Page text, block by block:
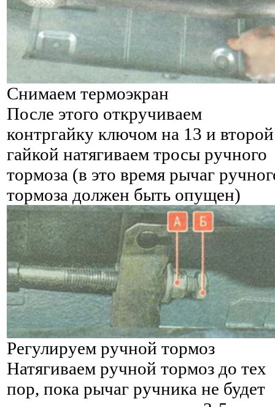
Снимаем термоэкран
После этого откручиваем
контргайку ключом на 13 и второй
гайкой натягиваем тросы ручного
тормоза (в это время рычаг
тормоза должен быть опущен)
Регулируем ручной тормоз
Натягиваем ручной тормоз до тех
пор, пока рычаг ручника не будет